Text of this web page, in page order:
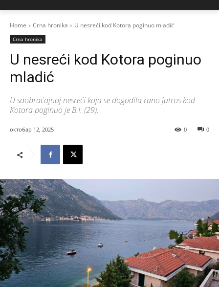
Home Crna hronika U nesreći kod Kotora poginuo mladić
Crna hronika
U nesreći kod Kotora poginuo
mladić
U saobraćajnoj nesreći koja se dogodila rano jutros kod
Kotora poginuo je B.I. (29).
октобар 12, 2025 0
0